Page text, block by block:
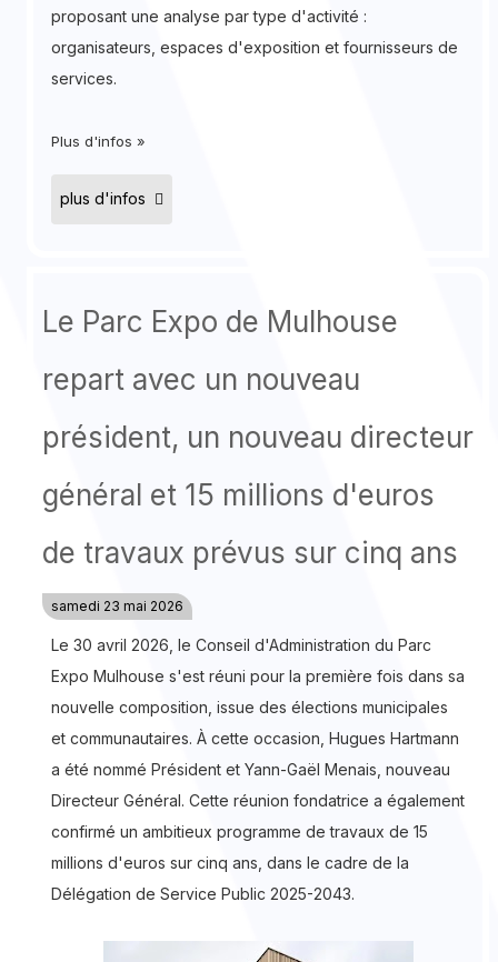
proposant une analyse par type d'activité :
organisateurs, espaces d'exposition et fournisseurs de
services.
Plus d'infos »
plus d'infos
Le Parc Expo de Mulhouse
repart avec un nouveau
président, un nouveau directeur
général et 15 millions d'euros
de travaux prévus sur cinq ans
samedi 23 mai 2026
Le 30 avril 2026, le Conseil d'Administration du Parc
Expo Mulhouse s'est réuni pour la première fois dans sa
nouvelle composition, issue des élections municipales
et communautaires. À cette occasion, Hugues Hartmann
a été nommé Président et Yann-Gaël Menais, nouveau
Directeur Général. Cette réunion fondatrice a également
confirmé un ambitieux programme de travaux de 15
millions d'euros sur cinq ans, dans le cadre de la
Délégation de Service Public 2025-2043.